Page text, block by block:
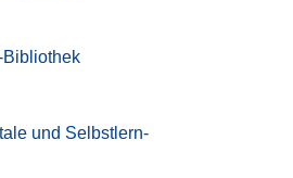
Bibliothek
und Selbstlern-